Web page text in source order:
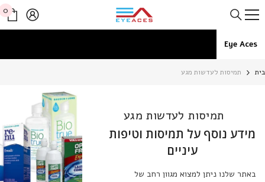
דלג לתוכן 0
0
Eye Aces
תמיסות לעדשות מגע
תמיסות לעדשות מגע
מידע נוסף על תמיסות וטיפות
עיניים
באתר שלנו ניתן למצוא מגוון רחב של